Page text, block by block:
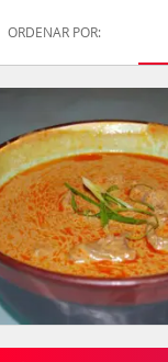
ORDENAR POR: